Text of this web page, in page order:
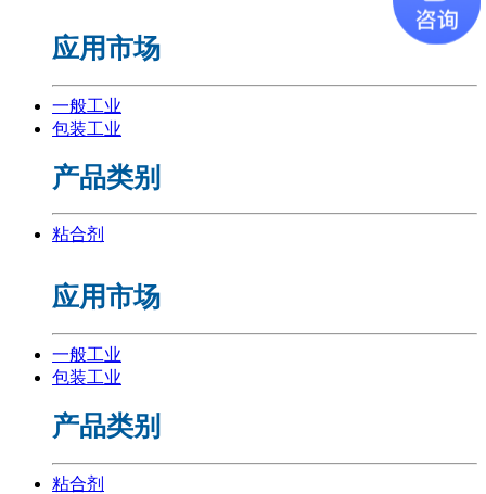
应用市场
一般工业
包装工业
产品类别
粘合剂
应用市场
一般工业
包装工业
产品类别
粘合剂